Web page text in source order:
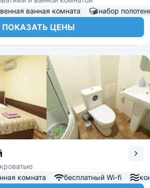
ванная комната набор
ПОКАЗАТЬ ЦЕНЫ
комната
бесплатный Wi-fi